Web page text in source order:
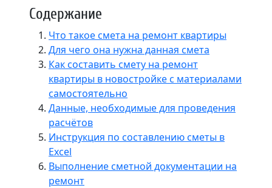
Содержание
Что такое смета на ремонт квартиры
Для чего она нужна данная смета
Как составить смету на ремонт
квартиры в новостройке с материалами
самостоятельно
Данные, необходимые для проведения
расчётов
Инструкция по составлению сметы в
Excel
Выполнение сметной документации на
ремонт